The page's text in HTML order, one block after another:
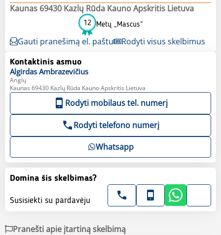
Kaunas 69430 Kazlų Rūda Kauno Apskritis Lietuva
12 Metų „Mascus“
Gauti pranešimą el. paštu Rodyti visus skelbimus
Kontaktinis asmuo
Algirdas Ambrazevičius
Anglų
Kaunas 69430 Kazlų Rūda Kauno Apskritis Lietuva
Rodyti mobilaus tel. numerį
Rodyti telefono numerį
Whatsapp
Domina šis skelbimas?
Susisiekti su pardavėju
Pranešti apie įtartiną skelbimą